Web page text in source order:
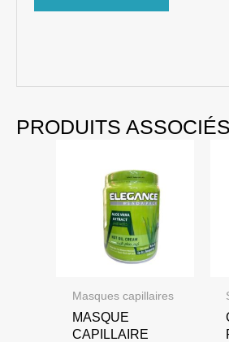
PRODUITS ASSOCIÉS
Masques capillaires
MASQUE
CAPILLAIRE